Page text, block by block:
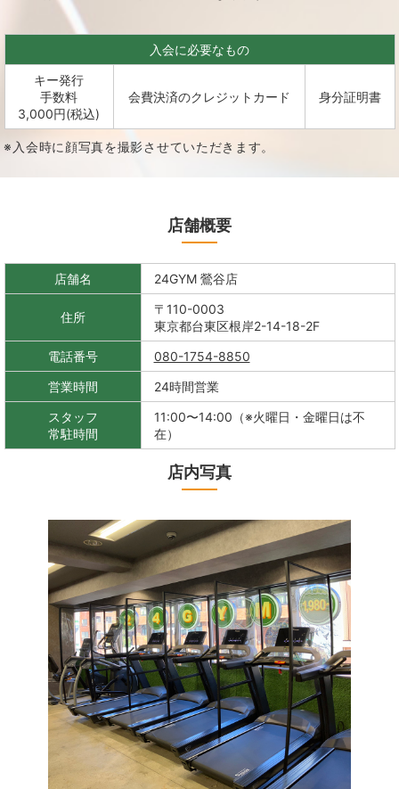
入会に必要なもの
キー発行
手数料
3,000円(税込)
会費決済のクレジットカード 身分証明書
※入会時に顔写真を撮影させていただきます。
店舗概要
店舗名 24GYM 鶯谷店
住所
〒110-0003
東京都台東区根岸2-14-18-2F
電話番号
080-1754-8850
営業時間
24時間営業
スタッフ
常駐時間
11:00〜14:00（※火曜日・金曜日は不
在）
店内写真